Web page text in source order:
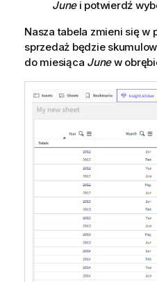
Junei potwierdź
Nasza tabela zmieni się w
sprzedaż będzie
do miesiąca Junew